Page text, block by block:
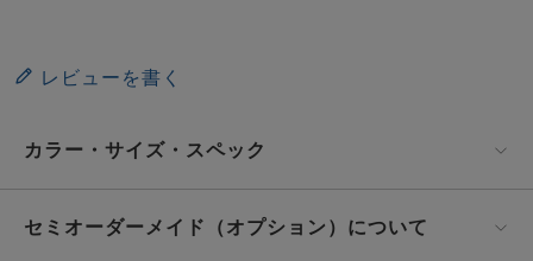
レビューを書く
カラー・サイズ・スペック
セミオーダーメイド（オプション）について